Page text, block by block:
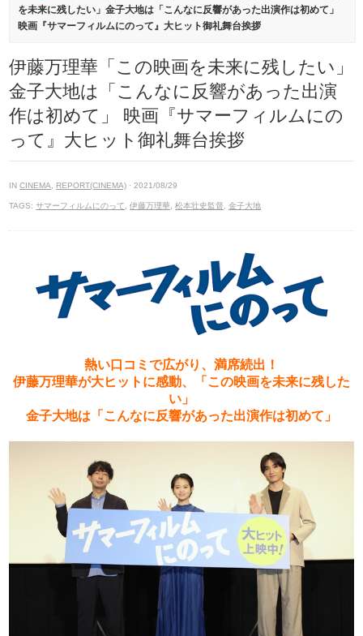
を未来に残したい」金子大地は「こんなに反響があった出演作は初めて」
映画『サマーフィルムにのって』大ヒット御礼舞台挨拶
伊藤万理華「この映画を未来に残したい」
金子大地は「こんなに反響があった出演
作は初めて」 映画『サマーフィルムにの
って』大ヒット御礼舞台挨拶
INCINEMA REPORT(CINEMA) · 2021/08/29
TAGS:サマーフィルムにのって ,伊藤万理華 ,松本壮史監督 ,金子大地
熱い口コミで広がり、満席続出！
伊藤万理華が大ヒットに感動、「この映画を未来に残した
い」
金子大地は「こんなに反響があった出演作は初めて」